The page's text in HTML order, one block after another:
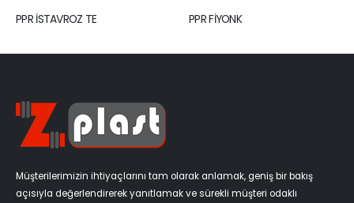
TE PPR FİYONK
Müşterilerimizin ihtiyaçlarını tam olarak anlamak, geniş bir bakış
açısıyla değerlendirerek yanıtlamak ve sürekli müşteri odaklı